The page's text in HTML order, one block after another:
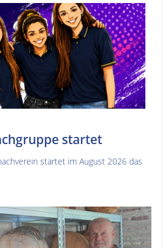
startet
startet im August 2026 das